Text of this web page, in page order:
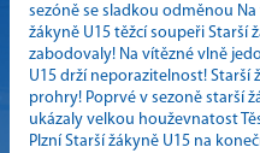
sezóně se sladkou odměnou
žákyně U15 těžcí soupeři Starší
zabodovaly! Na vítězné vlně
U15 drží neporazitelnost! Starší
prohry! Poprvé v sezoně starší
ukázaly velkou houževnatost
Plzní Starší žákyně U15 na